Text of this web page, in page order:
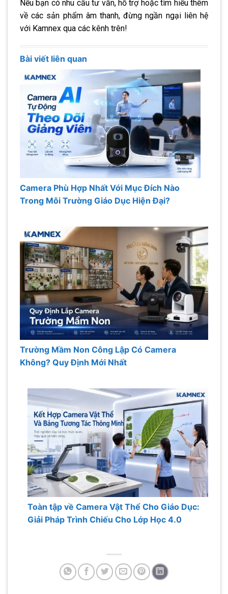
Nếu bạn có nhu cầu tư vấn, hỗ trợ hoặc tìm hiểu thêm
về các sản phẩm âm thanh, đừng ngần ngại liên hệ
với Kamnex qua các kênh trên!
Bài viết liên quan
Camera Phù Hợp Nhất Với Mục Đích Nào
Trong Môi Trường Giáo Dục Hiện Đại?
Trường Mầm Non Công Lập Có Camera
Không? Quy Định Mới Nhất
Toàn tập về Camera Vật Thể Cho Giáo Dục:
Giải Pháp Trình Chiếu Cho Lớp Học 4.0